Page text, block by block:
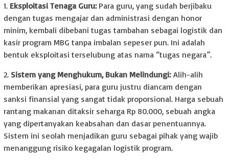
1. Eksploitasi Tenaga Guru: Para guru, yang sudah berjibaku
dengan tugas mengajar dan administrasi dengan honor
minim, kembali dibebani tugas tambahan sebagai logistik dan
kasir program MBG tanpa imbalan sepeser pun. Ini adalah
bentuk eksploitasi terselubung atas nama “tugas negara”.
2. Sistem yang Menghukum, Bukan Melindungi:Alih-alih
memberikan apresiasi, para guru justru diancam dengan
sanksi finansial yang sangat tidak proporsional. Harga sebuah
rantang makanan ditaksir seharga Rp 80.000, sebuah angka
yang dipertanyakan keabsahan dan dasar penentuannya.
Sistem ini seolah menjadikan guru sebagai pihak yang wajib
menanggung risiko kegagalan logistik program.